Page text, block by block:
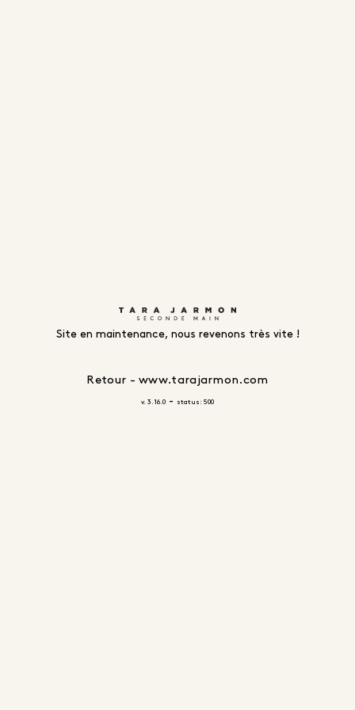
Site en maintenance, nous revenons très vite !
Retour - www.tarajarmon.com
v. 3.16.0 - status: 500